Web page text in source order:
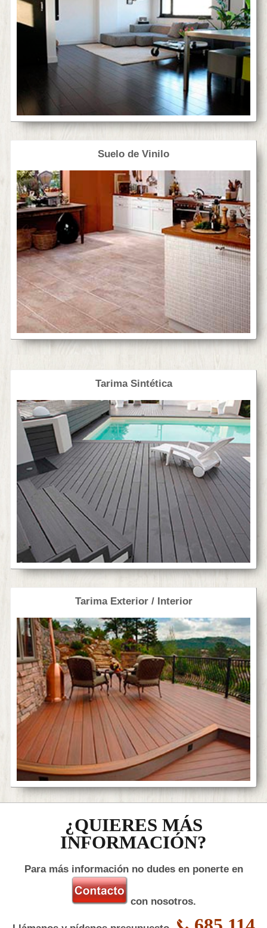
Suelo de Vinilo
Tarima Sintética
Tarima Exterior / Interior
¿QUIERES MÁS
INFORMACIÓN?
Para más información no dudes en ponerte en
con nosotros.